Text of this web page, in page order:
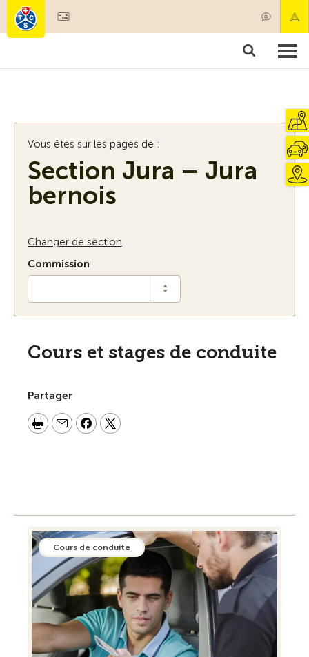
Membres & prestations
Vous êtes sur les pages de :
Section Jura – Jura
bernois
Changer de section
Commission
Cours et stages de conduite
Partager
Cours de conduite